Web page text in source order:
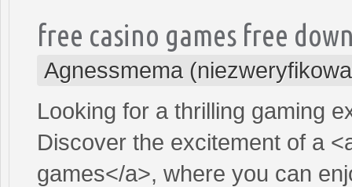
free casino games free
Agnessmema
Looking for a thrilling gaming
Discover the excitement of a
games</a>, where you can